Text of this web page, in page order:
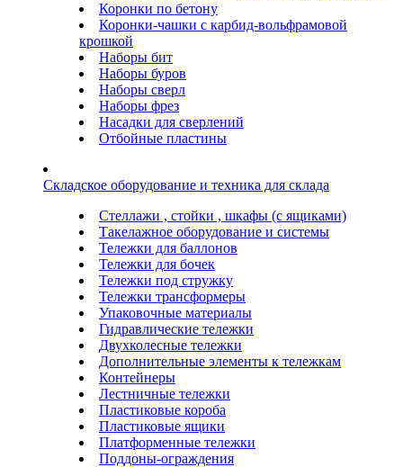
Коронки по бетону
Коронки-чашки с карбид-вольфрамовой
крошкой
Наборы бит
Наборы буров
Наборы сверл
Наборы фрез
Насадки для сверлений
Отбойные пластины
Складское оборудование и техника для склада
Стеллажи , стойки , шкафы (с ящиками)
Такелажное оборудование и системы
Тележки для баллонов
Тележки для бочек
Тележки под стружку
Тележки трансформеры
Упаковочные материалы
Гидравлические тележки
Двухколесные тележки
Дополнительные элементы к тележкам
Контейнеры
Лестничные тележки
Пластиковые короба
Пластиковые ящики
Платформенные тележки
Поддоны-ограждения